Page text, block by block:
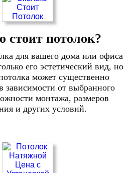
стоит потолок?
для вашего дома или офиса
его эстетический вид, но
может существенно
зависимости от выбранного
монтажа, размеров
и других условий.